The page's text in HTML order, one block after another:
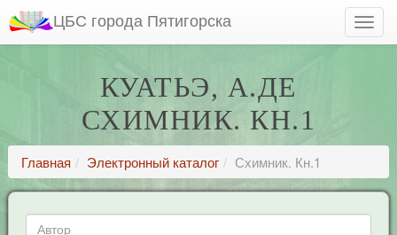
ЦБС города Пятигорска
КУАТЬЭ, А.ДЕ
СХИМНИК. КН.1
Главная Электронный каталог Схимник. Кн.1